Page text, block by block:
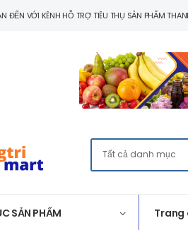
ĐẾN VỚI KÊNH HỖ TRỢ TIÊU THỤ SẢN PHẨM
SẢN PHẨM Trang